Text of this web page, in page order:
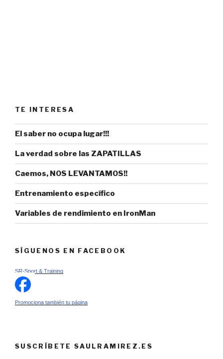
TE INTERESA
El saber no ocupa lugar!!!
La verdad sobre las ZAPATILLAS
Caemos, NOS LEVANTAMOS!!
Entrenamiento específico
Variables de rendimiento en IronMan
SÍGUENOS EN FACEBOOK
SR-Sport & Training
Promociona también tu página
SUSCRÍBETE SAULRAMIREZ.ES